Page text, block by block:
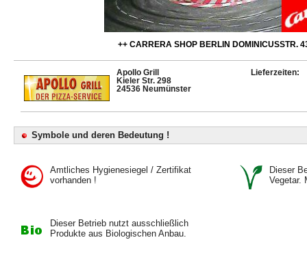
++ CARRERA SHOP BERLIN DOMINICUSSTR.
Apollo Grill
Kieler Str. 298
24536 Neumünster
Lieferzeiten:
Symbole und deren Bedeutung !
Amtliches Hygienesiegel / Zertifikat
vorhanden !
Dieser
Vegetar.
Dieser Betrieb nutzt ausschließlich
Produkte aus Biologischen Anbau.